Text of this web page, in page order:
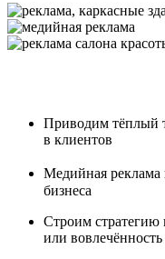
Приводим тёплый
в клиентов
Медийная
бизнеса
Строим стратегию
или вовлечённость